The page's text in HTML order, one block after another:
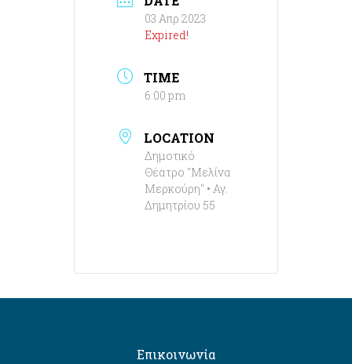
03 Απρ 2023
Expired!
TIME
6:00 pm
LOCATION
Δημοτικό
Θέατρο "Μελίνα
Μερκούρη" • Αγ.
Δημητρίου 55
Επικοινωνία